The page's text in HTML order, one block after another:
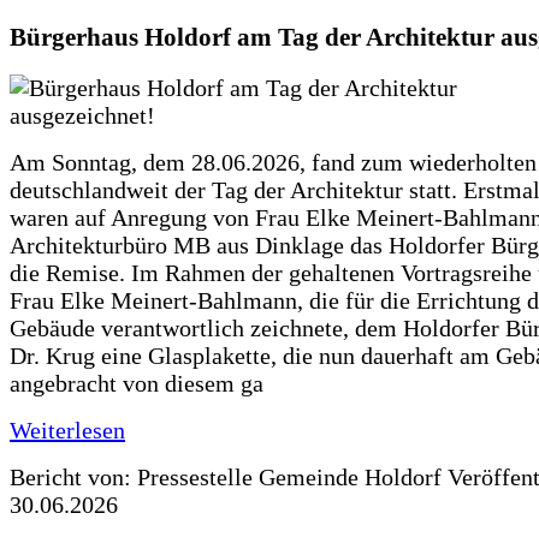
Bürgerhaus Holdorf am Tag der Architektur
Am Sonntag, dem 28.06.2026, fand zum
deutschlandweit der Tag der Architektur statt.
waren auf Anregung von Frau Elke Meinert-
Architekturbüro MB aus Dinklage das Holdorfer
die Remise. Im Rahmen der gehaltenen
Frau Elke Meinert-Bahlmann, die für die Errichtung
Gebäude verantwortlich zeichnete, dem Holdorfer
Dr. Krug eine Glasplakette, die nun dauerhaft am
angebracht von diesem ga
Weiterlesen
Bericht von: Pressestelle Gemeinde Holdorf
30.06.2026